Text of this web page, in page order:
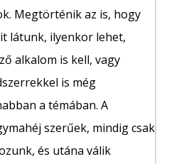
Megtörténik az is, hogy
látunk, ilyenkor lehet,
alkalom is kell, vagy
is még
a témában. A
szerűek, mindig csak
és utána válik